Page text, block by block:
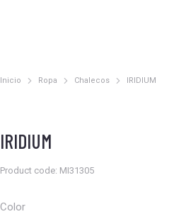
Estás aquí:
Inicio Ropa Chalecos IRIDIUM
IRIDIUM
Product code: MI31305
Color